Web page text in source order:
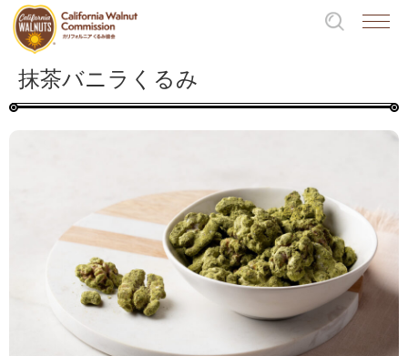
抹茶バニラくるみ